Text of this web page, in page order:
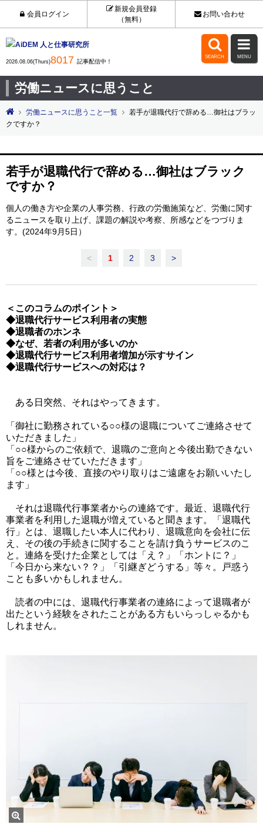
会員ログイン
新規会員登録
（無料）
お問い合わせ
2026.08.06(Thurs)8017 記事配信中！

SEARCH

MENU
労働ニュースに思うこと
労働ニュースに思うこと一覧
若手が退職代行で辞める…御社はブラッ
クですか？
若手が退職代行で辞める…御社はブラック
ですか？
個人の働き方や企業の人事労務、行政の労働施策など、労働に関す
るニュースを取り上げ、課題の解説や考察、所感などをつづりま
す。(2024年9月5日）
< 1 2 3 >
＜このコラムのポイント＞
◆退職代行サービス利用者の実態
◆退職者のホンネ
◆なぜ、若者の利用が多いのか
◆退職代行サービス利用者増加が示すサイン
◆退職代行サービスへの対応は？
ある日突然、それはやってきます。
「御社に勤務されている○○様の退職についてご連絡させて
いただきました」
「○○様からのご依頼で、退職のご意向と今後出勤できない
旨をご連絡させていただきます」
「○○様とは今後、直接のやり取りはご遠慮をお願いいたし
ます」
それは退職代行事業者からの連絡です。最近、退職代行
事業者を利用した退職が増えていると聞きます。
「退職代
行」とは、退職したい本人に代わり、退職意向を会社に伝
え、その後の手続きに関することを請け負うサービスのこ
と。連絡を受けた企業としては「え？」「ホントに？」
「今日から来ない？？」「引継ぎどうする」等々。戸惑う
ことも多いかもしれません。
読者の中には、退職代行事業者の連絡によって退職者が
出たという経験をされたことがある方もいらっしゃるかも
しれません。